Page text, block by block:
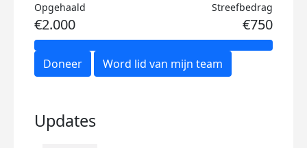
Opgehaald
€2.000
Streefbedrag
€750
Doneer Word lid van mijn team
Updates